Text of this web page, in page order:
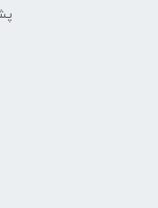
دارد و در شش
است: سکه‌های
و ساتراپ‌ها،
شاهان لیکیکه،